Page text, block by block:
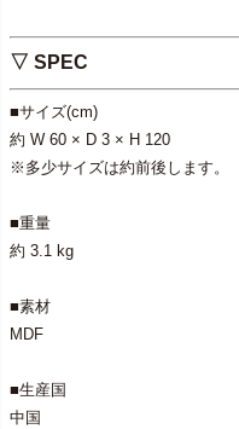
▽ SPEC
■サイズ(cm)
約 W 60 × D 3 × H 120
※多少サイズは約前後します。
■重量
約 3.1 kg
■素材
MDF
■生産国
中国